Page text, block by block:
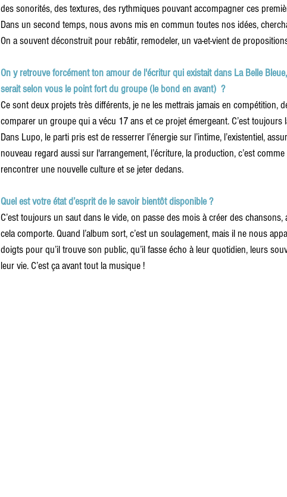
des sonorités, des textures, des rythmiques pouvant accompagner ces
Dans un second temps, nous avons mis en commun toutes nos idées,
On a souvent déconstruit pour rebâtir, remodeler, un va-et-vient de
On y retrouve forcément ton amour de l'écritur qui existait dans La Belle
serait selon vous le point fort du groupe (le bond en avant)  ?
Ce sont deux projets très différents, je ne les mettrais jamais en compétition,
comparer un groupe qui a vécu 17 ans et ce projet émergeant. C’est toujours
Dans Lupo, le parti pris est de resserrer l’énergie sur l’intime, l’existentiel,
nouveau regard aussi sur l'arrangement, l’écriture, la production, c’est
rencontrer une nouvelle culture et se jeter dedans.
Quel est votre état d’esprit de le savoir bientôt disponible ?
C’est toujours un saut dans le vide, on passe des mois à créer des
cela comporte. Quand l’album sort, c’est un soulagement, mais il ne nous
doigts pour qu’il trouve son public, qu’il fasse écho à leur quotidien, leurs
leur vie. C’est ça avant tout la musique !